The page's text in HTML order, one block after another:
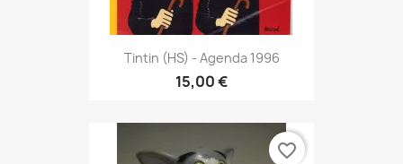
Tintin (HS) - Agenda 1996
15,00 €
favorite_border